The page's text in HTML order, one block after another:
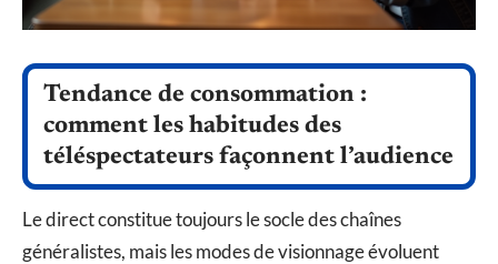
Tendance de consommation :
comment les habitudes des
téléspectateurs façonnent l’audience
Le direct constitue toujours le socle des chaînes
généralistes, mais les modes de visionnage évoluent